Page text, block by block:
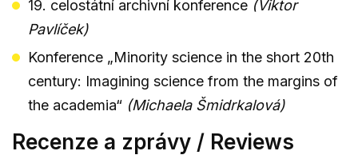
19. celostátní archivní konference (Viktor
Pavlíček)
Konference „Minority science in the short 20th
century: Imagining science from the margins of
the academia“ (Michaela Šmidrkalová)
Recenze a zprávy / Reviews